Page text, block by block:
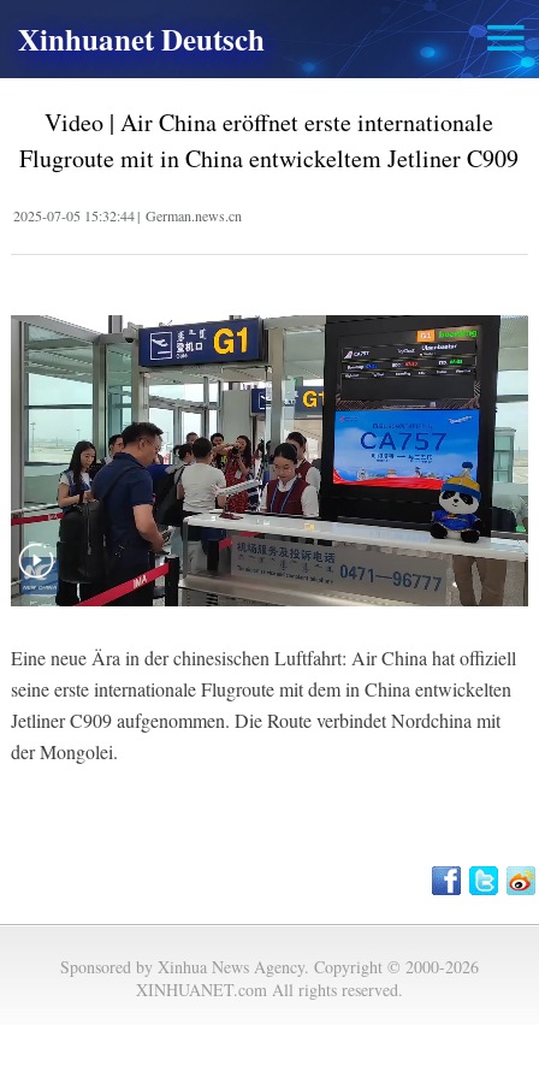
Xinhuanet Deutsch
Video | Air China eröffnet erste internationale
Flugroute mit in China entwickeltem Jetliner C909
2025-07-05 15:32:44| German.news.cn
Eine neue Ära in der chinesischen Luftfahrt: Air China hat offiziell
seine erste internationale Flugroute mit dem in China entwickelten
Jetliner C909 aufgenommen. Die Route verbindet Nordchina mit
der Mongolei.
Sponsored by Xinhua News Agency. Copyright © 2000-2026
XINHUANET.com All rights reserved.